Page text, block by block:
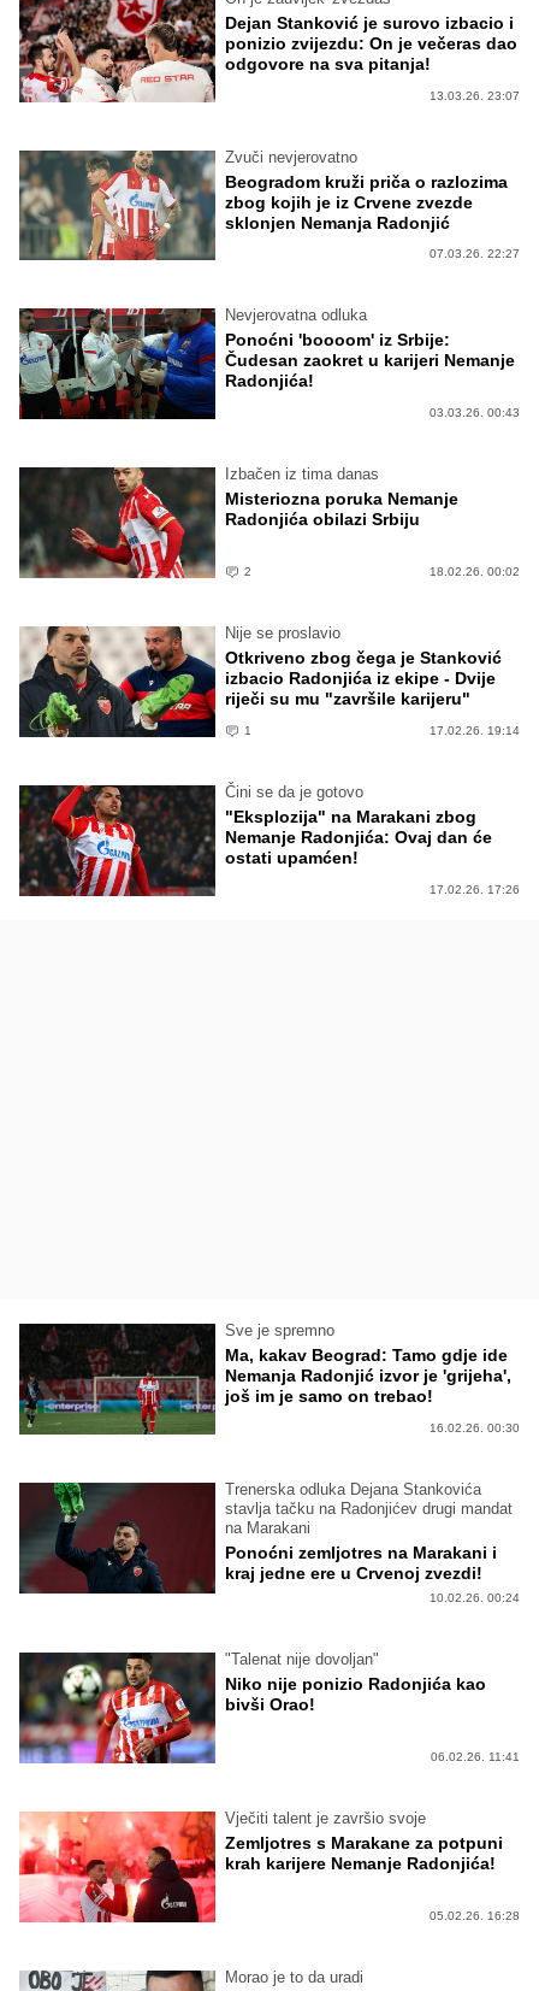
Dejan Stanković je surovo izbacio i
ponizio zvijezdu: On je večeras dao
odgovore na sva pitanja!
13.03.26. 23:07
Zvuči nevjerovatno
Beogradom kruži priča o razlozima
zbog kojih je iz Crvene zvezde
sklonjen Nemanja Radonjić
07.03.26. 22:27
Nevjerovatna odluka
Ponoćni 'boooom' iz Srbije:
Čudesan zaokret u karijeri Nemanje
Radonjića!
03.03.26. 00:43
Izbačen iz tima danas
Misteriozna poruka Nemanje
Radonjića obilazi Srbiju
2 18.02.26. 00:02
Nije se proslavio
Otkriveno zbog čega je Stanković
izbacio Radonjića iz ekipe - Dvije
riječi su mu "završile karijeru"
1 17.02.26. 19:14
Čini se da je gotovo
"Eksplozija" na Marakani zbog
Nemanje Radonjića: Ovaj dan će
ostati upamćen!
17.02.26. 17:26
Sve je spremno
Ma, kakav Beograd: Tamo gdje ide
Nemanja Radonjić izvor je 'grijeha',
još im je samo on trebao!
16.02.26. 00:30
Trenerska odluka Dejana Stankovića
stavlja tačku na Radonjićev drugi mandat
na Marakani
Ponoćni zemljotres na Marakani i
kraj jedne ere u Crvenoj zvezdi!
10.02.26. 00:24
"Talenat nije dovoljan"
Niko nije ponizio Radonjića kao
bivši Orao!
06.02.26. 11:41
Vječiti talent je završio svoje
Zemljotres s Marakane za potpuni
krah karijere Nemanje Radonjića!
05.02.26. 16:28
Morao je to da uradi